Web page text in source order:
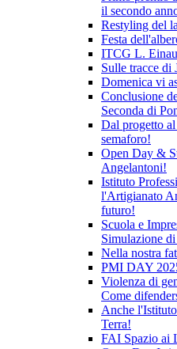
il secondo
Restyling del
Festa
ITCG L.
Sulle tracce di
Domenica vi
Conclusione
Seconda di
Dal progetto
semaforo!
Open Day &
Angelantoni!
Istituto
l'Artigianato
futuro!
Scuola e
Simulazione di
Nella nostra
PMI DAY
Violenza di
Come
Anche
Terra!
FAI Spazio ai